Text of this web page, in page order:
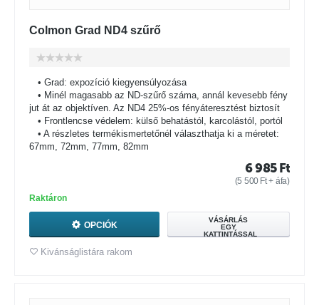
Colmon Grad ND4 szűrő
• Grad: expozíció kiegyensúlyozása
• Minél magasabb az ND-szűrő száma, annál kevesebb fény
jut át az objektíven. Az ND4 25%-os fényáteresztést biztosít
• Frontlencse védelem: külső behatástól, karcolástól, portól
• A részletes termékismertetőnél választhatja ki a méretet:
67mm, 72mm, 77mm, 82mm
6 985 Ft
(5 500 Ft+ áfa)
Raktáron
OPCIÓK
VÁSÁRLÁS
EGY
KATTINTÁSSAL
Kivánságlistára rakom